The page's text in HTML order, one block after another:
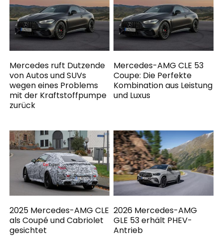
Mercedes ruft Dutzende
von Autos und SUVs
wegen eines Problems
mit der Kraftstoffpumpe
zurück
Mercedes-AMG CLE 53
Coupe: Die Perfekte
Kombination aus Leistung
und Luxus
2025 Mercedes-AMG CLE
als Coupé und Cabriolet
gesichtet
2026 Mercedes-AMG
GLE 53 erhält PHEV-
Antrieb